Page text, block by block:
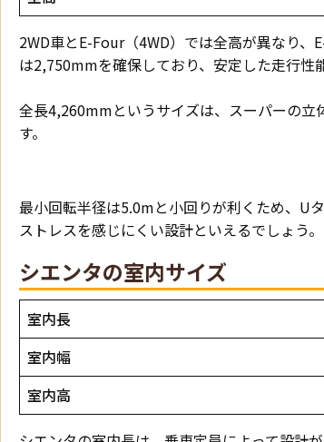
2WD車とE-Four（4WD）では全高が異なり
は2,750mmを確保しており、安定した走行性
全長4,260mmというサイズは、スーパーの立
す。
最小回転半径は5.0mと小回りが利くため、U
ストレスを感じにくい設計といえるでしょう。
シエンタの室内サイズ
室内長
室内幅
室内高